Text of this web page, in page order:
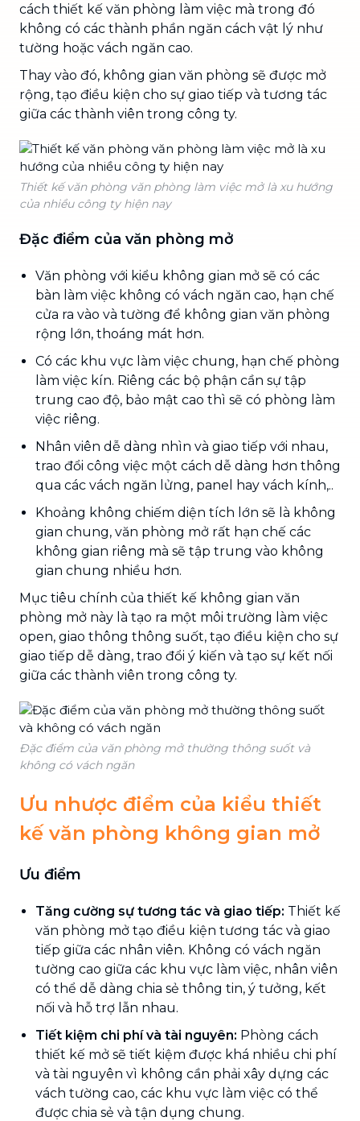
cách thiết kế văn phòng làm việc mà trong đó
không có các thành phần ngăn cách vật lý như
tường hoặc vách ngăn cao.
Thay vào đó, không gian văn phòng sẽ được mở
rộng, tạo điều kiện cho sự giao tiếp và tương tác
giữa các thành viên trong công ty.
Thiết kế văn phòng văn phòng làm việc mở là xu hướng
của nhiều công ty hiện nay
Đặc điểm của văn phòng mở
Văn phòng với kiểu không gian mở sẽ có các
bàn làm việc không có vách ngăn cao, hạn chế
cửa ra vào và tường để không gian văn phòng
rộng lớn, thoáng mát hơn.
Có các khu vực làm việc chung, hạn chế phòng
làm việc kín. Riêng các bộ phận cần sự tập
trung cao độ, bảo mật cao thì sẽ có phòng làm
việc riêng.
Nhân viên dễ dàng nhìn và giao tiếp với nhau,
trao đổi công việc một cách dễ dàng hơn thông
qua các vách ngăn lửng, panel hay vách kính,..
Khoảng không chiếm diện tích lớn sẽ là không
gian chung, văn phòng mở rất hạn chế các
không gian riêng mà sẽ tập trung vào không
gian chung nhiều hơn.
Mục tiêu chính của thiết kế không gian văn
phòng mở này là tạo ra một môi trường làm việc
open, giao thông thông suốt, tạo điều kiện cho sự
giao tiếp dễ dàng, trao đổi ý kiến và tạo sự kết nối
giữa các thành viên trong công ty.
Đặc điểm của văn phòng mở thường thông suốt và
không có vách ngăn
Ưu nhược điểm của kiểu thiết
kế văn phòng không gian mở
Ưu điểm
Tăng cường sự tương tác và giao tiếp: Thiết kế
văn phòng mở tạo điều kiện tương tác và giao
tiếp giữa các nhân viên. Không có vách ngăn
tường cao giữa các khu vực làm việc, nhân viên
có thể dễ dàng chia sẻ thông tin, ý tưởng, kết
nối và hỗ trợ lẫn nhau.
Tiết kiệm chi phí và tài nguyên: Phòng cách
thiết kế mở sẽ tiết kiệm được khá nhiều chi phí
và tài nguyên vì không cần phải xây dựng các
vách tường cao, các khu vực làm việc có thể
được chia sẻ và tận dụng chung.